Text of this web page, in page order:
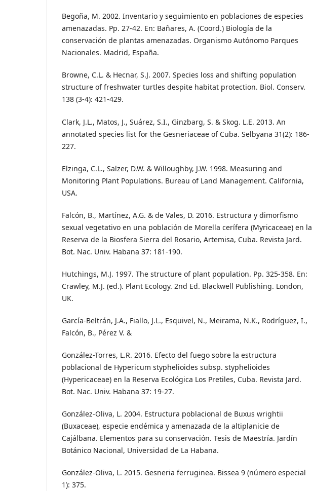
Begoña, M. 2002. Inventario y seguimiento en poblaciones de especies
amenazadas. Pp. 27-42. En: Bañares, A. (Coord.) Biología de la
conservación de plantas amenazadas. Organismo Autónomo Parques
Nacionales. Madrid, España.
Browne, C.L. & Hecnar, S.J. 2007. Species loss and shifting population
structure of freshwater turtles despite habitat protection. Biol. Conserv.
138 (3-4): 421-429.
Clark, J.L., Matos, J., Suárez, S.I., Ginzbarg, S. & Skog. L.E. 2013. An
annotated species list for the Gesneriaceae of Cuba. Selbyana 31(2): 186-
227.
Elzinga, C.L., Salzer, D.W. & Willoughby, J.W. 1998. Measuring and
Monitoring Plant Populations. Bureau of Land Management. California,
USA.
Falcón, B., Martínez, A.G. & de Vales, D. 2016. Estructura y dimorfismo
sexual vegetativo en una población de Morella cerífera (Myricaceae) en la
Reserva de la Biosfera Sierra del Rosario, Artemisa, Cuba. Revista Jard.
Bot. Nac. Univ. Habana 37: 181-190.
Hutchings, M.J. 1997. The structure of plant population. Pp. 325-358. En:
Crawley, M.J. (ed.). Plant Ecology. 2nd Ed. Blackwell Publishing. London,
UK.
García-Beltrán, J.A., Fiallo, J.L., Esquivel, N., Meirama, N.K., Rodríguez, I.,
Falcón, B., Pérez V. &
González-Torres, L.R. 2016. Efecto del fuego sobre la estructura
poblacional de Hypericum styphelioides subsp. styphelioides
(Hypericaceae) en la Reserva Ecológica Los Pretiles, Cuba. Revista Jard.
Bot. Nac. Univ. Habana 37: 19-27.
González-Oliva, L. 2004. Estructura poblacional de Buxus wrightii
(Buxaceae), especie endémica y amenazada de la altiplanicie de
Cajálbana. Elementos para su conservación. Tesis de Maestría. Jardín
Botánico Nacional, Universidad de La Habana.
González-Oliva, L. 2015. Gesneria ferruginea. Bissea 9 (número especial
1): 375.